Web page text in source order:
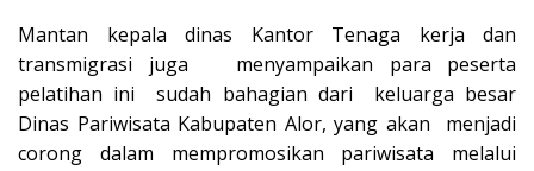
Mantan kepala dinas Kantor Tenaga kerja dan
transmigrasi juga menyampaikan para peserta
pelatihan ini sudah bahagian dari keluarga besar
Dinas Pariwisata Kabupaten Alor, yang akan menjadi
corong dalam mempromosikan pariwisata melalui